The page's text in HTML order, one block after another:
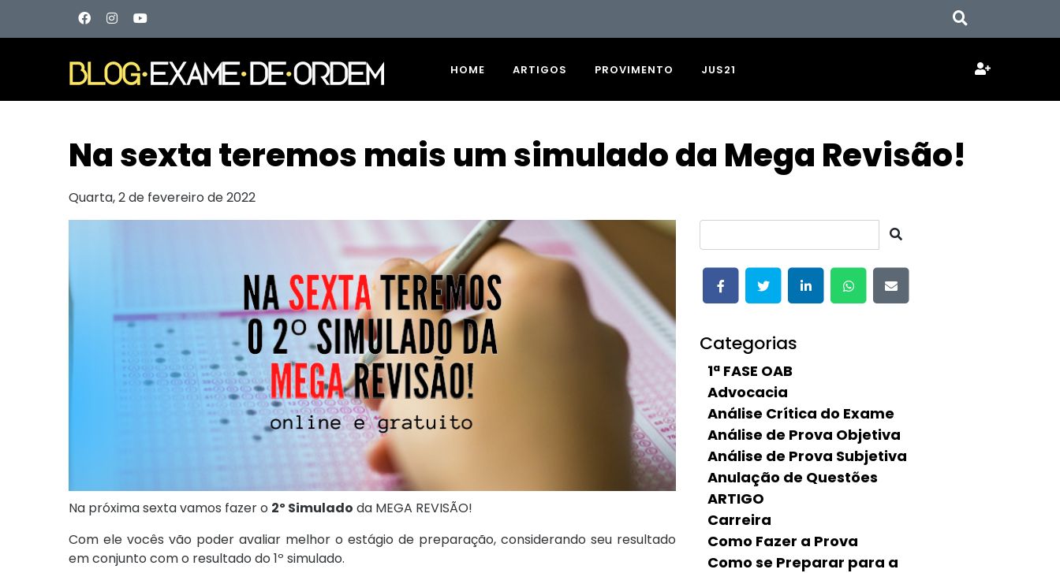
HOME ARTIGOS PROVIMENTO JUS21
Na sexta teremos mais um simulado da Mega Revisão!
Quarta, 2 de fevereiro de 2022
Na próxima sexta vamos fazer o 2º Simulado da MEGA REVISÃO!
Com ele vocês vão poder avaliar melhor o estágio de preparação, considerando seu resultado
em conjunto com o resultado do 1º simulado.
Categorias
1ª FASE OAB
Advocacia
Análise Crítica do Exame
Análise de Prova Objetiva
Análise de Prova Subjetiva
Anulação de Questões
ARTIGO
Carreira
Como Fazer a Prova
Como se Preparar para a